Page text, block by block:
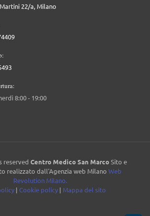
22/a, Milano
8:00 - 19:00
reserved Centro Medico San MarcoSito e
realizzato dall'Agenzia web Milano Web
Revolution Milano.
| Cookie policy| Mappa del sito